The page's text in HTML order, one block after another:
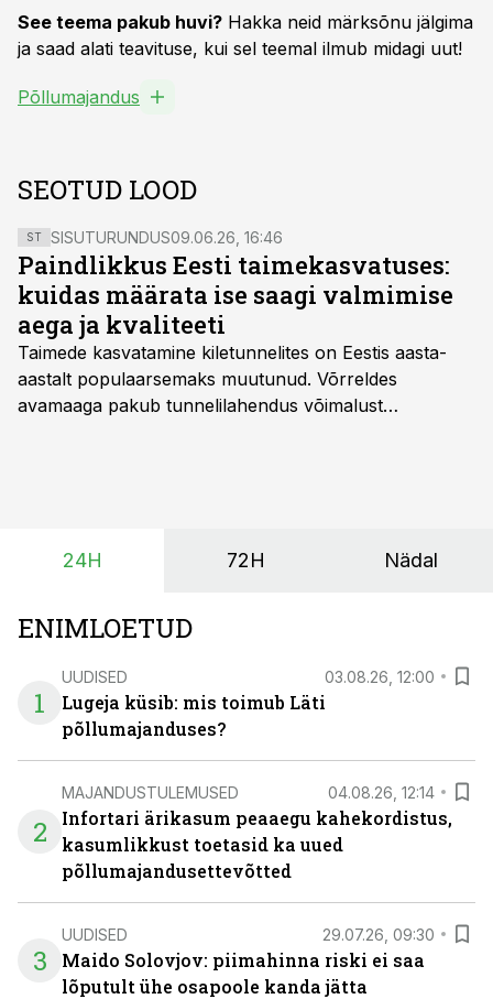
See teema pakub huvi? Hakka neid märksõnu jälgima
ja saad alati teavituse, kui sel teemal ilmub midagi uut!
Põllumajandus
SEOTUD LOOD
ST SISUTURUNDUS09.06.26, 16:46
Paindlikkus Eesti taimekasvatuses:
kuidas määrata ise saagi valmimise
aega ja kvaliteeti
Taimede kasvatamine kiletunnelites on Eestis aasta-
aastalt populaarsemaks muutunud. Võrreldes
avamaaga pakub tunnelilahendus võimalust
24H 72H Nädal
ENIMLOETUD
1
UUDISED 03.08.26, 12:00
Lugeja küsib: mis toimub Läti
põllumajanduses?
2
MAJANDUSTULEMUSED 04.08.26, 12:14
Infortari ärikasum peaaegu kahekordistus,
kasumlikkust toetasid ka uued
põllumajandusettevõtted
3
UUDISED 29.07.26, 09:30
Maido Solovjov: piimahinna riski ei saa
lõputult ühe osapoole kanda jätta